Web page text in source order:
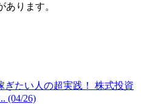
ります。
ぎたい人の超実践！ 株式投資
(04/26)